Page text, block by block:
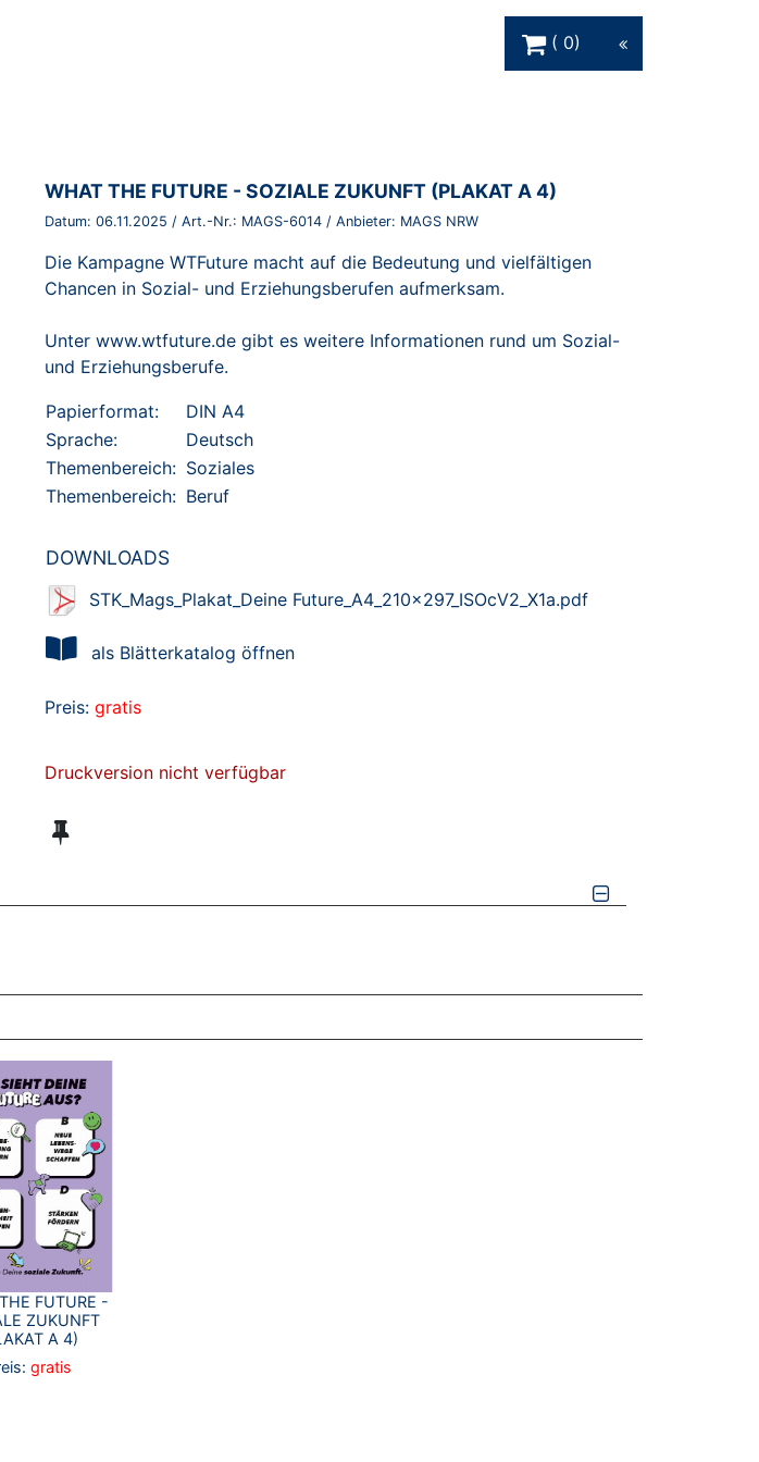
0
BROSCHÜRE:
WHAT THE FUTURE - SOZIALE ZUKUNFT (PLAKAT A 4)
Datum: 06.11.2025 / Art.-Nr.: MAGS-6014 / Anbieter: MAGS NRW
Die Kampagne WTFuture macht auf die Bedeutung und vielfältigen
Chancen in Sozial- und Erziehungsberufen aufmerksam.
Unter www.wtfuture.de gibt es weitere Informationen rund um Sozial-
und Erziehungsberufe.
Papierformat:
DIN A4
Sprache:
Deutsch
Themenbereich: Soziales
Themenbereich: Beruf
DOWNLOADS
STK_Mags_Plakat_Deine Future_A4_210x297_ISOcV2_X1a.pdf
als Blätterkatalog öffnen
Preis: gratis
Druckversion nicht verfügbar
FUTURE -
ZUKUNFT
A 4)
gratis